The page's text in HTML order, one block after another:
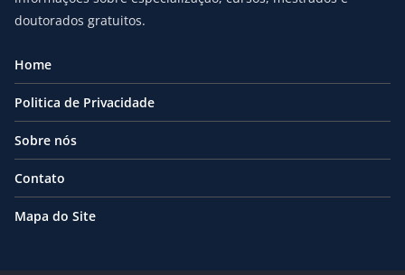
doutorados gratuitos.
Home
Politica de Privacidade
Sobre nós
Contato
Mapa do Site